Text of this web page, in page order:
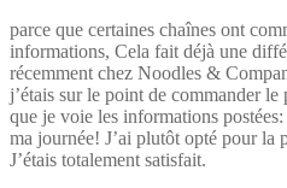
parce que certaines chaînes ont
informations, Cela fait déjà une
récemment chez Noodles &
j’étais sur le point de commander le
que je voie les informations
ma journée! J’ai plutôt opté pour la
J’étais totalement satisfait.